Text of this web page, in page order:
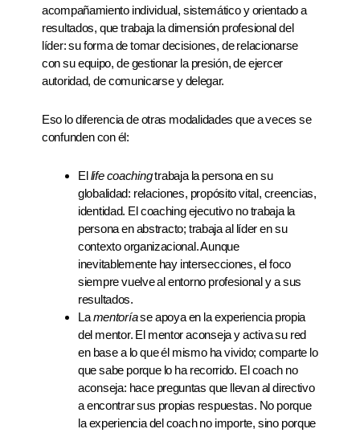
acompañamiento individual, sistemático y orientado a
resultados, que trabaja la dimensión profesional del
líder: su forma de tomar decisiones, de relacionarse
con su equipo, de gestionar la presión, de ejercer
autoridad, de comunicarse y delegar.
Eso lo diferencia de otras modalidades que a veces se
confunden con él:
Ellife coachingtrabaja la persona en su
globalidad: relaciones, propósito vital, creencias,
identidad. El coaching ejecutivo no trabaja la
persona en abstracto; trabaja al líder en su
contexto organizacional. Aunque
inevitablemente hay intersecciones, el foco
siempre vuelve al entorno profesional y a sus
resultados.
Lamentoríase apoya en la experiencia propia
del mentor. El mentor aconseja y activa su red
en base a lo que él mismo ha vivido; comparte lo
que sabe porque lo ha recorrido. El coach no
aconseja: hace preguntas que llevan al directivo
a encontrar sus propias respuestas. No porque
la experiencia del coach no importe, sino porque